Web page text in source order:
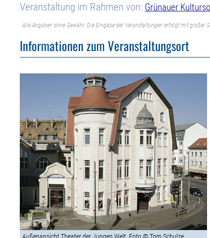
Veranstaltung im Rahmen von: Grünauer
Alle Angaben ohne Gewähr. Die Eingabe der Veranstaltungen erfolgt mit
Informationen zum Veranstaltungsort
Außenansicht Theater der Jungen Welt, Foto © Tom Schulze